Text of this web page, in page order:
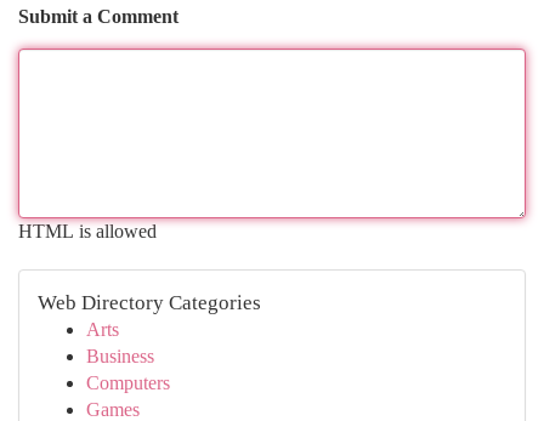
Submit a Comment
HTML is allowed
Web Directory Categories
Arts
Business
Computers
Games